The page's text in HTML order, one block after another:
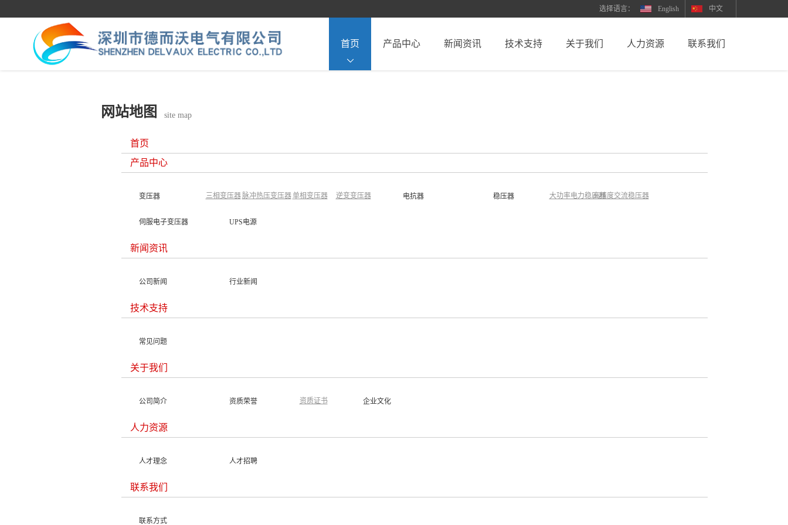
English 中文
首页 产品中心 新闻资讯 技术支持 关于我们 人力资源 联系我们
网站地图 site map
首页
产品中心
变压器 三相变压器脉冲热压变压器单相变压器 逆变变压器 电抗器 稳压器 大功率电力稳压器高精度交流稳压器
伺服电子变压器 UPS电源
新闻资讯
公司新闻 行业新闻
技术支持
常见问题
关于我们
公司简介 资质荣誉 资质证书 企业文化
人力资源
人才理念 人才招聘
联系我们
联系方式